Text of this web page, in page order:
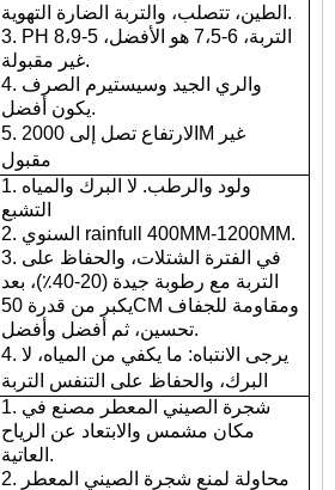
الطين، تتصلب، والتربة الضارة التهوية.
3. PH التربة، 6-7،5 هو الأفضل، 5-8،9
غير مقبولة.
4. والري الجيد وسيستيرم الصرف
يكون أفضل.
5. الارتفاع تصل إلى 2000M غير
مقبول
1. ولود والرطب. لا البرك والمياه
التشبع
2. السنوي rainfull 400MM-1200MM.
3. في الفترة الشتلات، والحفاظ على
التربة مع رطوبة جيدة (20-40٪)، بعد
يكبر من قدرة 50CM ومقاومة للجفاف
تحسين، ثم أفضل وأفضل.
4. يرجى الانتباه: ما يكفي من المياه، لا
البرك، والحفاظ على التنفس التربة
1. شجرة الصيني المعطر مصنع في
مكان مشمس والابتعاد عن الرياح
العاتية.
2. محاولة لمنع شجرة الصيني المعطر